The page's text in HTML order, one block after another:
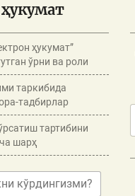
ҳукумат”
ўрни ва роли
таркибида
тадбирлар
тартибини
шарҳ
кўрдингизми?